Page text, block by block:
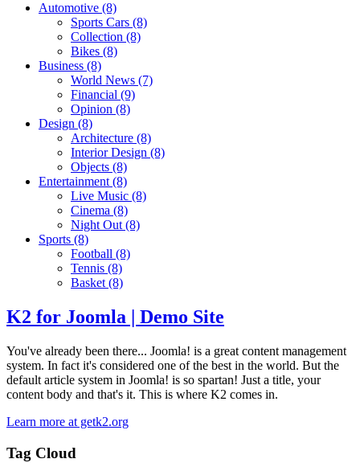
Automotive (8)
Sports Cars (8)
Collection (8)
Bikes (8)
Business (8)
World News (7)
Financial (9)
Opinion (8)
Design (8)
Architecture (8)
Interior Design (8)
Objects (8)
Entertainment (8)
Live Music (8)
Cinema (8)
Night Out (8)
Sports (8)
Football (8)
Tennis (8)
Basket (8)
K2 for Joomla | Demo Site
You've already been there... Joomla! is a great content management
system. In fact it's considered one of the best in the world. But the
default article system in Joomla! is so spartan! Just a title, your
content body and that's it. This is where K2 comes in.
Learn more at getk2.org
Tag Cloud